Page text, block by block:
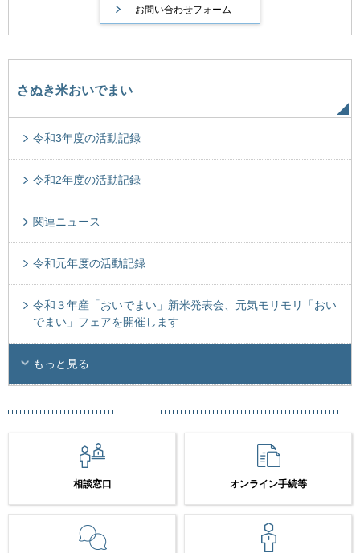
さぬき米おいでまい
令和3年度の活動記録
令和2年度の活動記録
関連ニュース
令和元年度の活動記録
令和３年産「おいでまい」新米発表会、元気モリモリ「おい
でまい」フェアを開催します
もっと見る
相談窓口 オンライン手続等